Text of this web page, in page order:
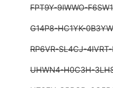
FPT9Y-9IWWO-
G14P8-HC1YK-
RP6VR-SL4CJ-4IVRT-
UHWN4-H0C3H-